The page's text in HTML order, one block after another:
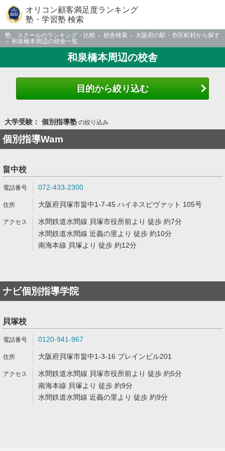
オリコン顧客満足度ランキング
塾・学習塾 検索
塾、スクールのランキング・比較 校舎検索
大阪府の駅・市区町村から探す
和泉橋本周辺の校舎一覧
和泉橋本周辺の校舎
目的から絞り込む
大学受験： 個別指導塾の絞り込み
個別指導Wam
畠中校
072-433-2300
大阪府貝塚市畠中1-7-45 ハイネスピヴァット 105号
水間鉄道水間線 貝塚市役所前より 徒歩 約7分
水間鉄道水間線 近義の里より 徒歩 約10分
南海本線 貝塚より 徒歩 約12分
ナビ個別指導学院
貝塚校
0120-941-967
大阪府貝塚市畠中1-3-16 ブレインビル201
水間鉄道水間線 貝塚市役所前より 徒歩 約5分
南海本線 貝塚より 徒歩 約9分
水間鉄道水間線 近義の里より 徒歩 約9分